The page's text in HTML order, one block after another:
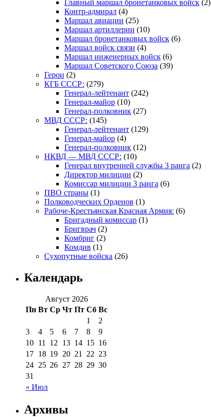
Главный маршал бронетанковых войск (2)
Контр-адмирал (4)
Маршал авиации (25)
Маршал артиллерии (10)
Маршал бронетанковых войск (6)
Маршал войск связи (4)
Маршал инженерных войск (6)
Маршал Советского Союза (39)
Герои (2)
КГБ СССР: (279)
Генерал-лейтенант (242)
Генерал-майор (10)
Генерал-полковник (27)
МВД СССР: (145)
Генерал-лейтенант (129)
Генерал-майор (4)
Генерал-полковник (12)
НКВД — МВД СССР: (10)
Генерал внутренней службы 3 ранга (2)
Директор милиции (2)
Комиссар милиции 3 ранга (6)
ПВО страны (1)
Полководческих Орденов (1)
Рабоче-Крестьянская Красная Армия: (6)
Бригадный комиссар (1)
Бригврач (2)
Комбриг (2)
Комдив (1)
Сухопутные войска (26)
Календарь
Август 2026
Пн Вт Ср Чт Пт Сб Вс
« Июл
1
2
3
4 5 6 7 8
9
10 11 12 13 14 15 16
17 18 19 20 21 22 23
24 25 26 27 28 29 30
31
Архивы